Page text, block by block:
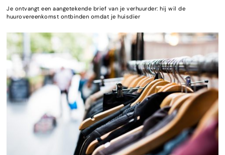
Je ontvangt een aangetekende brief van je verhuurder: hij wil de
huurovereenkomst ontbinden omdat je huisdier